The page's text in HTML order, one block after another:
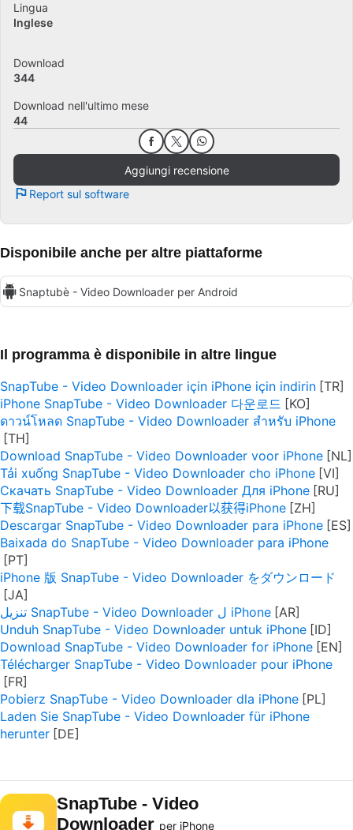
Lingua
Inglese
Download
344
Download nell'ultimo mese
44
Aggiungi recensione
Report sul software
Disponibile anche per altre piattaforme
Snaptubè - Video Downloader per Android
Il programma è disponibile in altre lingue
SnapTube - Video Downloader için iPhone için indirin
iPhone SnapTube - Video Downloader 다운로드
ดาวน์โหลด SnapTube - Video Downloader สำหรับ iPhone
Download SnapTube - Video Downloader voor iPhone
Tải xuống SnapTube - Video Downloader cho iPhone
Скачать SnapTube - Video Downloader Для iPhone
下载SnapTube - Video Downloader以获得iPhone
Descargar SnapTube - Video Downloader para iPhone
Baixada do SnapTube - Video Downloader para iPhone
iPhone 版 SnapTube - Video Downloader をダウンロード
تنزيل SnapTube - Video Downloader ل iPhone
Unduh SnapTube - Video Downloader untuk iPhone
Download SnapTube - Video Downloader for iPhone
Télécharger SnapTube - Video Downloader pour iPhone
Pobierz SnapTube - Video Downloader dla iPhone
Laden Sie SnapTube - Video Downloader für iPhone
herunter
SnapTube - Video
Downloader per iPhone